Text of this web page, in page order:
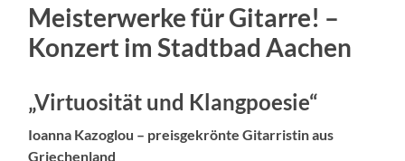
Meisterwerke für Gitarre! –
Konzert im Stadtbad Aachen
„Virtuosität und Klangpoesie“
Ioanna Kazoglou – preisgekrönte Gitarristin aus
Griechenland